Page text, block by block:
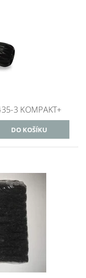
3 KOMPAKT+